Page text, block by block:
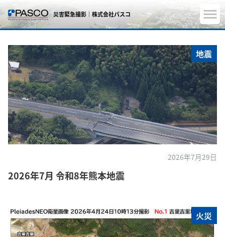
災害緊急撮影｜株式会社パスコ
地震
2026年7月29日
2026年7月 令和8年熊本地震
火災